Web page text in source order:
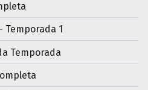
Temporada 1
Temporada